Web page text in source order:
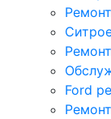
Ford